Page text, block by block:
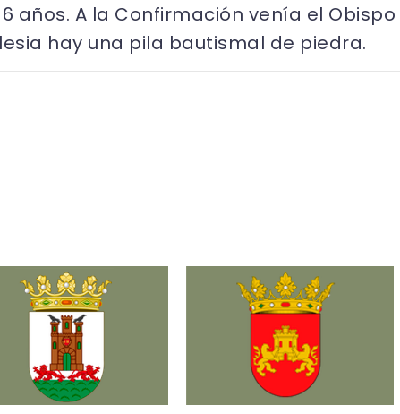
años. A la Confirmación venía el
hay una pila bautismal de piedra.